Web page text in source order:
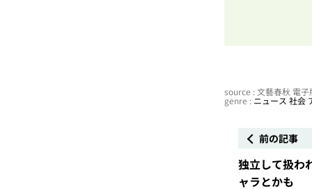
source : 文藝春秋 電
genre : ニュース 社会
前の記事
独立して扱わ
ャラとかも